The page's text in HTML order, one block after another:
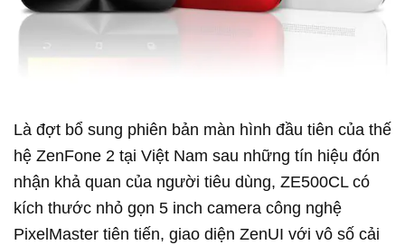
Là đợt bổ sung phiên bản màn hình đầu tiên của thế
hệ ZenFone 2 tại Việt Nam sau những tín hiệu đón
nhận khả quan của người tiêu dùng, ZE500CL có
kích thước nhỏ gọn 5 inch camera công nghệ
PixelMaster tiên tiến, giao diện ZenUI với vô số cải